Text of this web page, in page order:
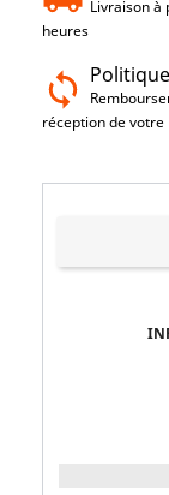
Livraison à
heures
réception de